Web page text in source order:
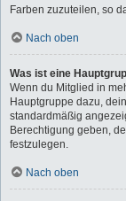
Farben zuzuteilen, so
Nach oben
Was ist eine
Wenn du Mitglied in
Hauptgruppe dazu,
standardmäßig
Berechtigung geben,
festzulegen.
Nach oben